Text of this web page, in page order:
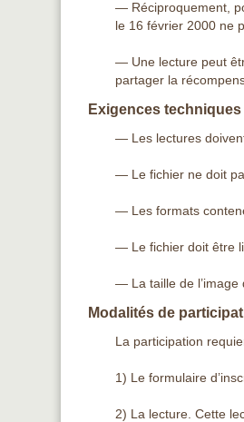
— Réciproquement,
le 16 février 2000 ne
— Une lecture peut
partager la
Exigences techniques
— Les lectures
— Le fichier ne doit
— Les formats
— Le fichier doit être
— La taille de
Modalités de
La participation
1) Le formulaire
2) La lecture. Cette